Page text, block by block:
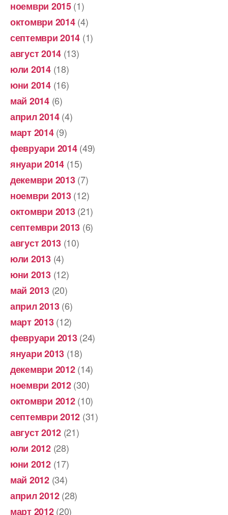
ноември 2015(1)
октомври 2014(4)
септември 2014 (1)
август 2014 (13)
юли 2014(18)
юни 2014(16)
май 2014(6)
април 2014(4)
март 2014(9)
февруари 2014(49)
януари 2014 (15)
декември 2013(7)
ноември 2013(12)
октомври 2013(21)
септември 2013 (6)
август 2013 (10)
юли 2013(4)
юни 2013(12)
май 2013(20)
април 2013(6)
март 2013(12)
февруари 2013(24)
януари 2013 (18)
декември 2012(14)
ноември 2012(30)
октомври 2012(10)
септември 2012 (31)
август 2012 (21)
юли 2012(28)
юни 2012(17)
май 2012(34)
април 2012(28)
март 2012(20)